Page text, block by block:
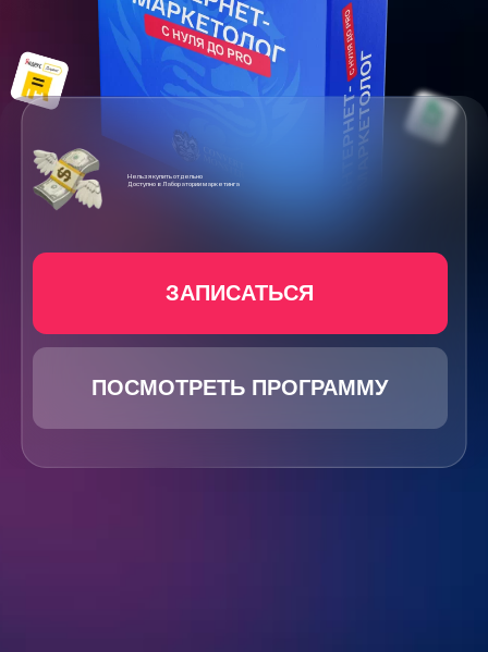
Нельзя купить отдельно
Доступно в Лаборатории маркетинга
ЗАПИСАТЬСЯ
ПОСМОТРЕТЬ ПРОГРАММУ